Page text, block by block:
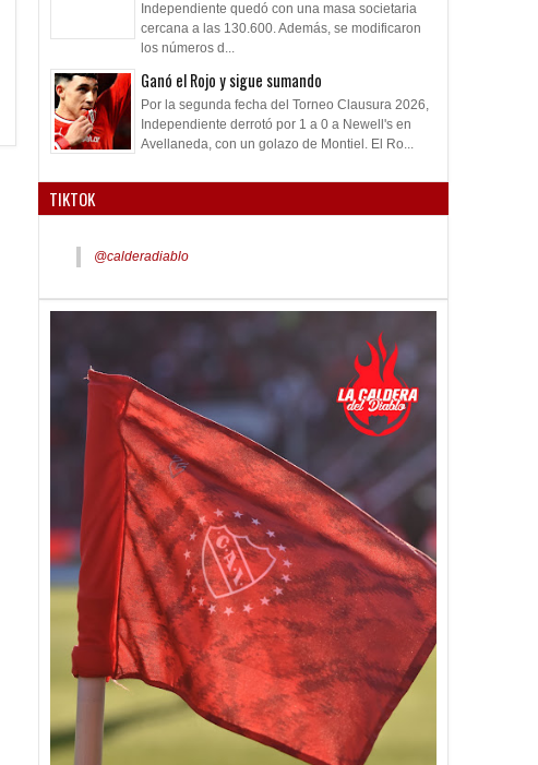
Independiente quedó con una masa societaria
cercana a las 130.600. Además, se modificaron
los números d...
Ganó el Rojo y sigue sumando
Por la segunda fecha del Torneo Clausura 2026,
Independiente derrotó por 1 a 0 a Newell's en
Avellaneda, con un golazo de Montiel. El Ro...
TIKTOK
@calderadiablo